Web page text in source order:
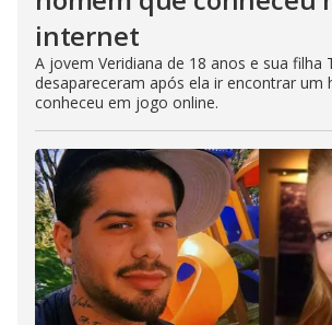
internet
A jovem Veridiana de 18 anos e sua filha
desapareceram após ela ir encontrar um
conheceu em jogo online.